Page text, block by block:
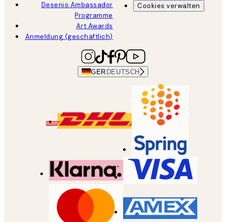
Desenio Ambassador
Programme
Art Awards
Anmeldung (geschäftlich)
Cookies verwalten
GER DEUTSCH